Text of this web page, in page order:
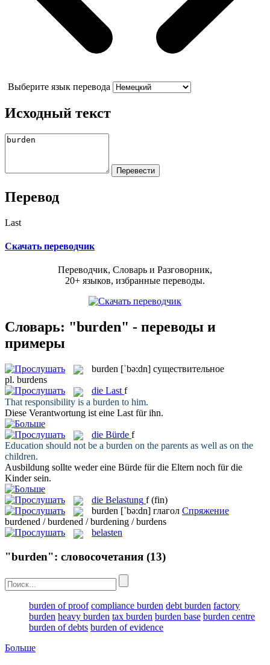
Выберите язык перевода
Исходный текст
Перевод
Last
Скачать переводчик
Переводчик, Словарь и Разговорник,
20+ языков, избранные переводы.
Словарь: "burden" - переводы и
примеры
burden [ˈbə:dn] существительное
pl. burdens
die Last f
That responsibility is a burden to him.
Diese Verantwortung ist eine Last für ihn.
die Bürde f
Education should not be a burden on the parents as well as on the
children.
Ausbildung sollte weder eine Bürde für die Eltern noch für die
Kinder sein.
die Belastung f (fin)
burden [ˈbə:dn] глагол Спряжение
burdened / burdened / burdening / burdens
belasten
"burden": словосочетания (13)
burden of proof compliance burden debt burden factory
burden heavy burden tax burden burden base burden centre
burden of debts burden of evidence
Больше